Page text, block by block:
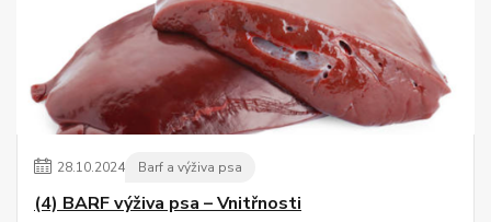
28.10.2024 Barf a výživa psa
(4) BARF výživa psa – Vnitřnosti